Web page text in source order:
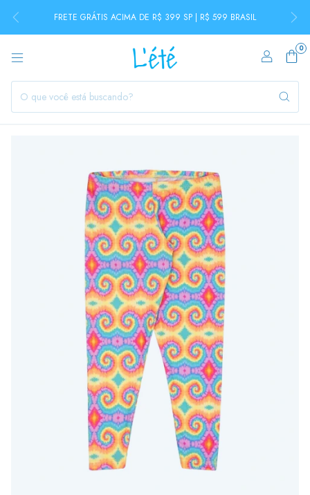
FRETE GRÁTIS ACIMA DE R$ 399 SP | R$ 599 BRASIL
0